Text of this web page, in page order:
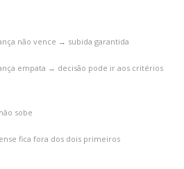
não vence → subida garantida
empata → decisão pode ir aos critérios
sobe
fica fora dos dois primeiros